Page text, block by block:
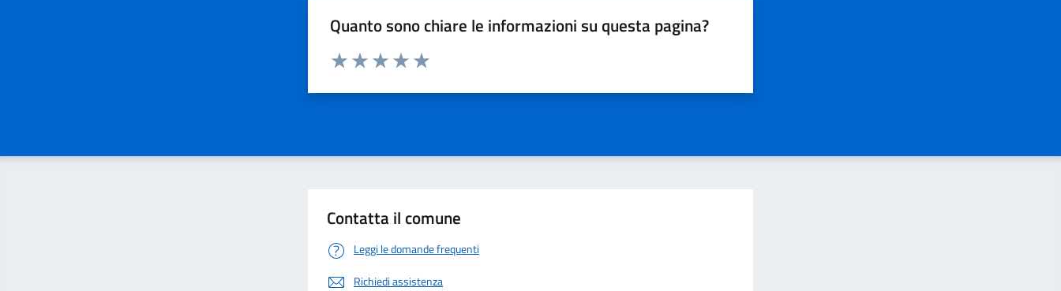
Quanto sono chiare le informazioni su questa pagina?
Valuta da 1 a 5 stelle la pagina
Contatta il comune
Leggi le domande frequenti
Richiedi assistenza